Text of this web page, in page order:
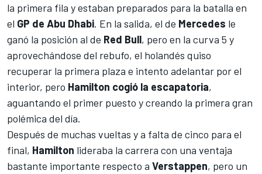
la primera fila y estaban preparados para la batalla en
el GP de Abu Dhabi. En la salida, el de Mercedes le
ganó la posición al de Red Bull, pero en la curva 5 y
aprovechándose del rebufo, el holandés quiso
recuperar la primera plaza e intento adelantar por el
interior, pero Hamilton cogió la escapatoria,
aguantando el primer puesto y creando la primera gran
polémica del día.
Después de muchas vueltas y a falta de cinco para el
final, Hamilton lideraba la carrera con una ventaja
bastante importante respecto a Verstappen, pero un